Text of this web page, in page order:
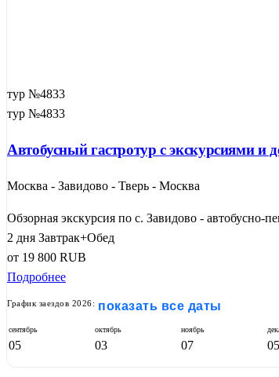
тур №4833
тур №4833
Автобусный гастротур с экскурсиями
Москва - Завидово - Тверь - Москва
Обзорная экскурсия по с. Завидово - автобусно-
2 дня Завтрак+Обед
от 19 800 RUB
Подробнее
График заездов 2026: показать все даты
сентябрь
05
октябрь
03
ноябрь
07 05